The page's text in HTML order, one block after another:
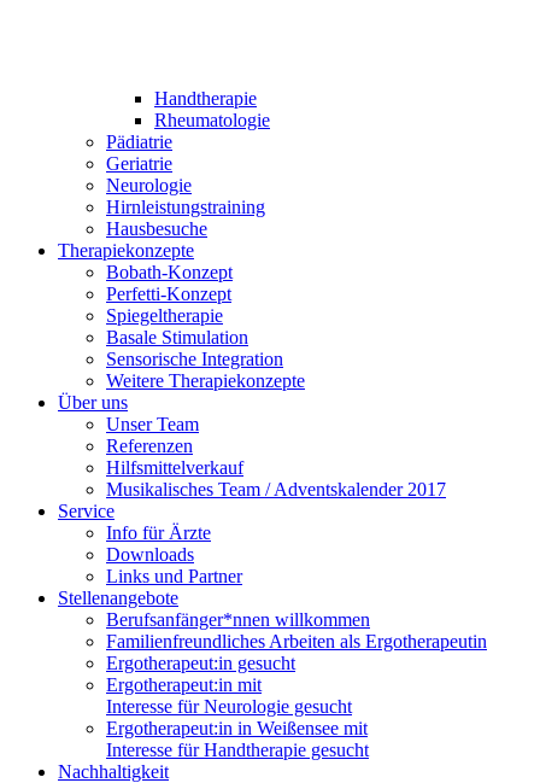
Handtherapie
Rheumatologie
Pädiatrie
Geriatrie
Neurologie
Hirnleistungstraining
Hausbesuche
Therapiekonzepte
Bobath-Konzept
Perfetti-Konzept
Spiegeltherapie
Basale Stimulation
Sensorische Integration
Weitere Therapiekonzepte
Über uns
Unser Team
Referenzen
Hilfsmittelverkauf
Musikalisches Team / Adventskalender 2017
Service
Info für Ärzte
Downloads
Links und Partner
Stellenangebote
Berufsanfänger*nnen willkommen
Familienfreundliches Arbeiten als Ergotherapeutin
Ergotherapeut:in gesucht
Ergotherapeut:in mit
Interesse für Neurologie gesucht
Ergotherapeut:in in Weißensee mit
Interesse für Handtherapie gesucht
Nachhaltigkeit